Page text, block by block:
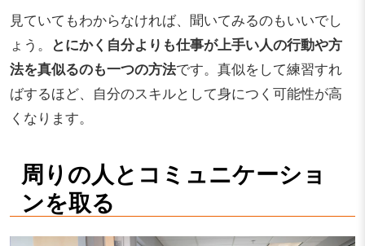
見ていてもわからなければ、聞いてみるのもいいでし
ょう。
とにかく自分よりも仕事が上手い人の行動や方
法を真似るのも一つの方法です。真似をして練習すれ
ばするほど、自分のスキルとして身につく可能性が高
くなります。
周りの人とコミュニケーショ
ンを取る